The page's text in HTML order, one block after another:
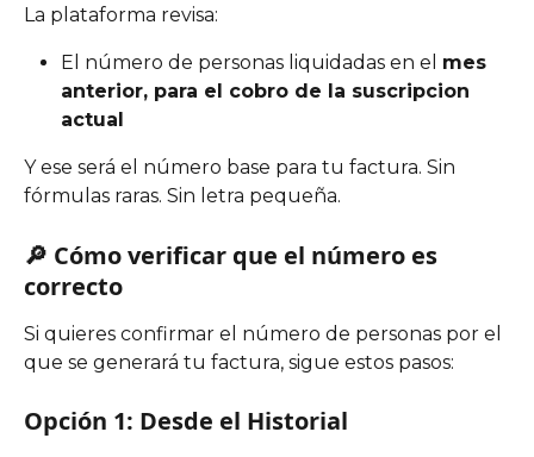
La plataforma revisa:
El número de personas liquidadas en el mes
anterior, para el cobro de la suscripcion
actual
Y ese será el número base para tu factura. Sin
fórmulas raras. Sin letra pequeña.
🔎 Cómo verificar que el número es
correcto
Si quieres confirmar el número de personas por el
que se generará tu factura, sigue estos pasos:
Opción 1: Desde el Historial